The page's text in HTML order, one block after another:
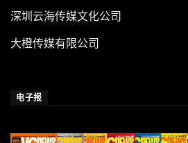
深圳云海传媒文化公司
大橙传媒有限公司
电子报